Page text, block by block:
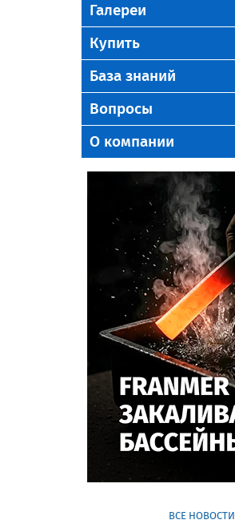
Галереи
Купить
База знаний
Вопросы
О компании
ВСЕ НОВОСТИ